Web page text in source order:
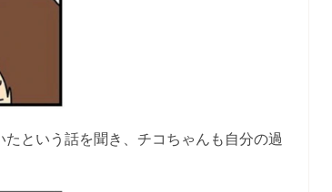
という話を聞き、チコちゃんも自分の過